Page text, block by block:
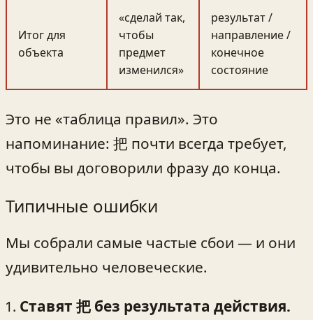
Итог для
объекта
«сделай так,
чтобы
предмет
изменился»
результат /
направление /
конечное
состояние
Это не «таблица правил». Это
напоминание: 把 почти всегда требует,
чтобы вы договорили фразу до конца.
Типичные ошибки
Мы собрали самые частые сбои — и они
удивительно человеческие.
Ставят 把 без результата действия.